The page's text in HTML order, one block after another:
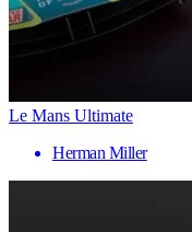
Le Mans Ultimate
Herman Miller